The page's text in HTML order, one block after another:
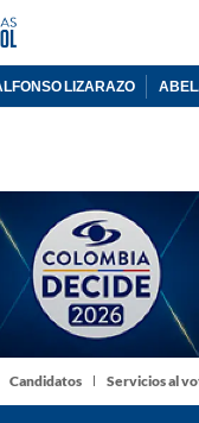
LIZARAZO
Candidatos Servicios al